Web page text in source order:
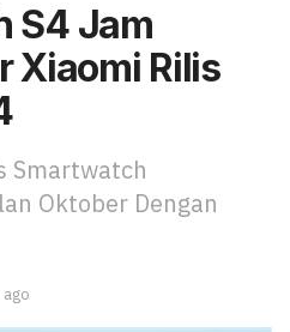
S4 Jam
Xiaomi Rilis
Smartwatch
Oktober Dengan